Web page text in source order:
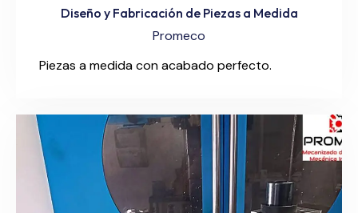
Diseño y Fabricación de Piezas a Medida
Promeco
Piezas a medida con acabado perfecto.